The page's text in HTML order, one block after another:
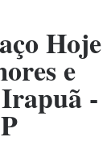
Hoje
e
-